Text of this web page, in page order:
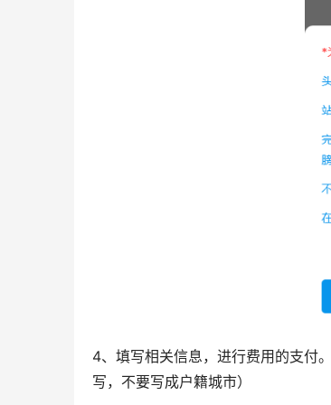
4、填写相关信息，进行费用的支付
写，不要写成户籍城市）